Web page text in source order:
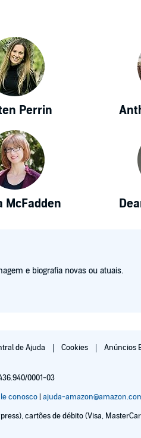
Perrin
McFadden
e biografia novas ou atuais.
de Ajuda Cookies
Anúncios
0001-03
conosco| ajuda-
cartões de débito (Visa,